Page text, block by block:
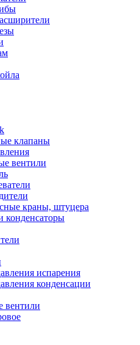
клапаны
вентили
краны, штуцера
конденсаторы
испарения
конденсации
вентили